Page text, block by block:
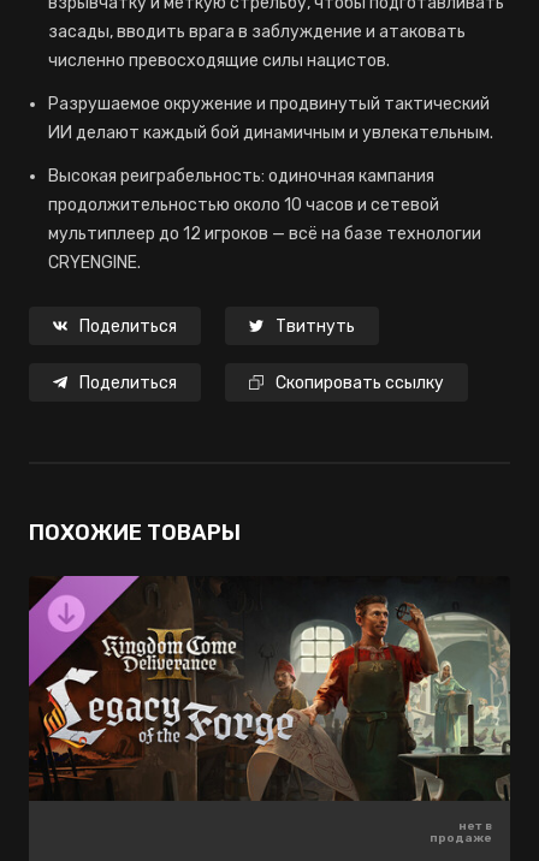
засады, вводить врага в заблуждение и атаковать
численно превосходящие силы нацистов.
Разрушаемое окружение и продвинутый тактический
ИИ делают каждый бой динамичным и увлекательным.
Высокая реиграбельность: одиночная кампания
продолжительностью около 10 часов и сетевой
мультиплеер до 12 игроков — всё на базе технологии
CRYENGINE.
Поделиться Твитнуть
Поделиться Скопировать ссылку
ПОХОЖИЕ ТОВАРЫ
нет в
продаже
200 ₽
40 ₽
880 ₽
396 ₽